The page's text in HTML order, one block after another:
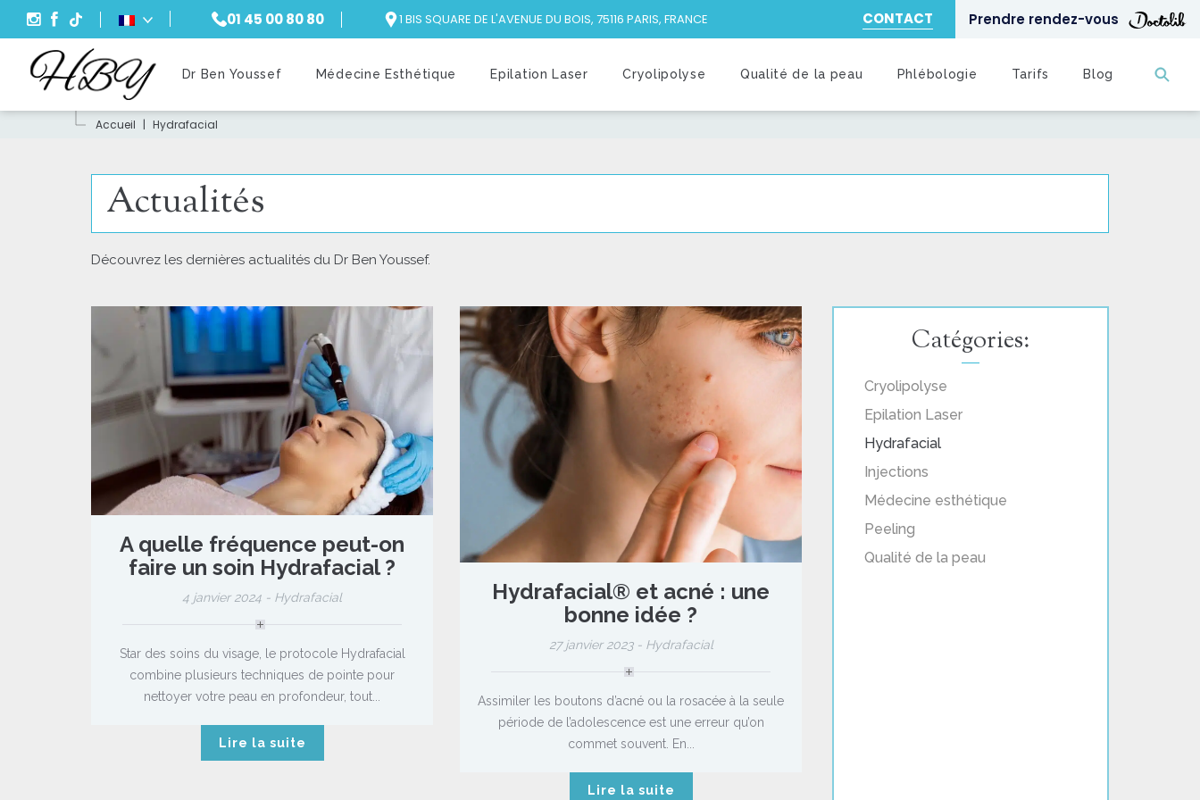
01 45 00 80 80 1 BIS SQUARE DE L'AVENUE DU BOIS, 75116 PARIS, FRANCE CONTACT Prendre rendez-vous
Dr Ben Youssef Médecine Esthétique Epilation Laser Cryolipolyse Qualité de la peau Phlébologie Tarifs Blog
Recherche
Accueil | Hydrafacial
Actualités
Découvrez les dernières actualités du Dr Ben Youssef.
A quelle fréquence peut-on
faire un soin Hydrafacial ?
4 janvier 2024 - Hydrafacial
Star des soins du visage, le protocole Hydrafacial
combine plusieurs techniques de pointe pour
nettoyer votre peau en profondeur, tout...
Lire la suite
Hydrafacial® et acné : une
bonne idée ?
27 janvier 2023 - Hydrafacial
Assimiler les boutons d’acné ou la rosacée à la seule
période de l’adolescence est une erreur qu’on
commet souvent. En...
Lire la suite
Catégories:
Cryolipolyse
Epilation Laser
Hydrafacial
Injections
Médecine esthétique
Peeling
Qualité de la peau